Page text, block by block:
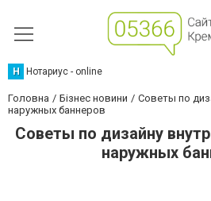
Н Нотариус - online
Головна Бізнес новини
Советы по
наружных баннеров
Советы по дизайну
наружных